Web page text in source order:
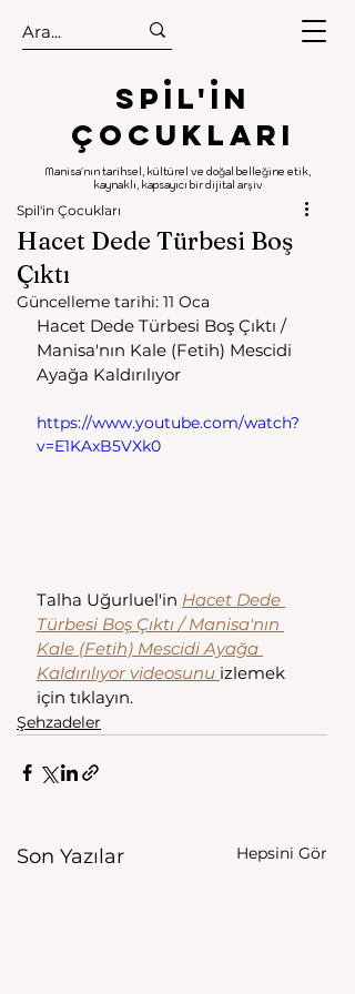
.
.
Spıl'in
Çocukları
Manisa'nın tarihsel, kültürel ve doğal belleğine etik,
kaynaklı, kapsayıcı bir dijital arşiv
Hacet Dede Türbesi Boş
Çıktı
Spil'in Çocukları
Güncelleme tarihi: 11 Oca
Hacet Dede Türbesi Boş Çıktı /
Manisa'nın Kale (Fetih) Mescidi
Ayağa Kaldırılıyor
https://www.youtube.com/watch?
v=E1KAxB5VXk0
Talha Uğurluel'in Hacet Dede
Türbesi Boş Çıktı / Manisa'nın
Kale (Fetih) Mescidi Ayağa
Kaldırılıyor videosunu izlemek
için tıklayın.
Şehzadeler
Son Yazılar Hepsini Gör